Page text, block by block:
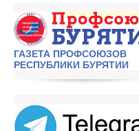
ГАЗЕТА ПРОФСОЮЗОВ
РЕСПУБЛИКИ БУРЯТИИ